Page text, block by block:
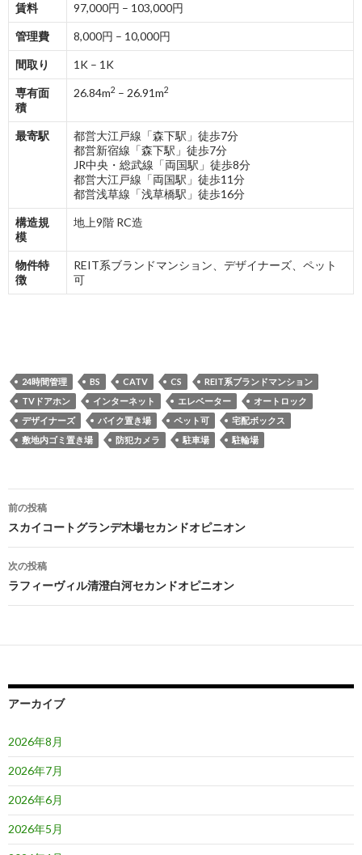
賃料 97,000円 – 103,000円
管理費 8,000円 – 10,000円
間取り 1K – 1K
専有面
積
26.84m2 – 26.91m2
最寄駅
都営大江戸線「森下駅」徒歩7分
都営新宿線「森下駅」徒歩7分
JR中央・総武線「両国駅」徒歩8分
都営大江戸線「両国駅」徒歩11分
都営浅草線「浅草橋駅」徒歩16分
構造規
模
地上9階 RC造
物件特
徴
REIT系ブランドマンション、デザイナーズ、ペット
可
24時間管理 BS CATV CS
REIT系ブランドマンション
TVドアホン
インターネット エレベーター
オートロック
デザイナーズ
バイク置き場 ペット可
宅配ボックス
敷地内ゴミ置き場
防犯カメラ 駐車場 駐輪場
投
稿
ナ
ビ
ゲ
ー
ョ
前の投稿
スカイコートグランデ木場セカンドオピニオン
次の投稿
ラフィーヴィル清澄白河セカンドオピニオン
アーカイブ
2026年8月
2026年7月
2026年6月
2026年5月